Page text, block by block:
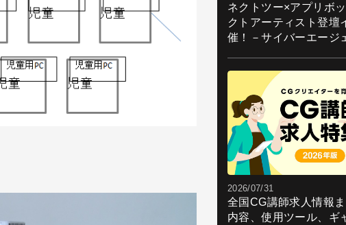
ネクトツー×アプリボ
クトアーティスト登壇
催！－サイバーエージ
2026/07/31
全国CG講師求人情報
内容、使用ツール、ギ